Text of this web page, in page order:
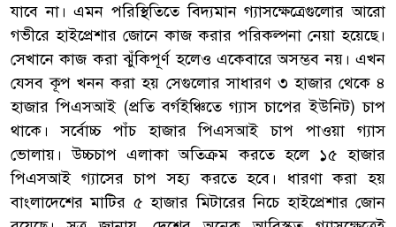
যাবে না। এমন পরিস্থিতিতে বিদ্যমান গ্যাসক্ষেত্রেগুলোর আরো
গভীরে হাইপ্রেশার জোনে কাজ করার পরিকল্পনা নেয়া হয়েছে।
সেখানে কাজ করা ঝুঁকিপূর্ণ হলেও একেবারে অসম্ভব নয়। এখন
যেসব কূপ খনন করা হয় সেগুলোর সাধারণ ৩ হাজার থেকে ৪
হাজার পিএসআই (প্রতি বর্গইঞ্চিতে গ্যাস চাপের ইউনিট) চাপ
থাকে। সর্বোচ্চ পাঁচ হাজার পিএসআই চাপ পাওয়া গ্যাস
ভোলায়। উচ্চচাপ এলাকা অতিক্রম করতে হলে ১৫ হাজার
পিএসআই গ্যাসের চাপ সহ্য করতে হবে। ধারণা করা হয়
বাংলাদেশের মাটির ৫ হাজার মিটারের নিচে হাইপ্রেশার জোন